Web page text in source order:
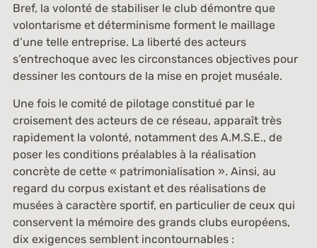
Bref, la volonté de stabiliser le club démontre que
volontarisme et déterminisme forment le maillage
d’une telle entreprise. La liberté des acteurs
s’entrechoque avec les circonstances objectives pour
dessiner les contours de la mise en projet muséale.
Une fois le comité de pilotage constitué par le
croisement des acteurs de ce réseau, apparaît très
rapidement la volonté, notamment des A.M.S.E., de
poser les conditions préalables à la réalisation
concrète de cette « patrimonialisation ». Ainsi, au
regard du corpus existant et des réalisations de
musées à caractère sportif, en particulier de ceux qui
conservent la mémoire des grands clubs européens,
dix exigences semblent incontournables :